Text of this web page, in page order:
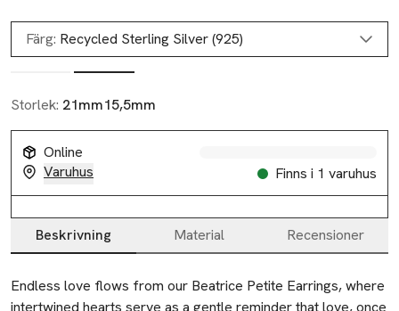
Färg: Recycled Sterling Silver (925)
Storlek: 21mm15,5mm
Online
Varuhus
Finns i 1 varuhus
Beskrivning Material Recensioner
Beskrivning
Endless love flows from our Beatrice Petite Earrings, where